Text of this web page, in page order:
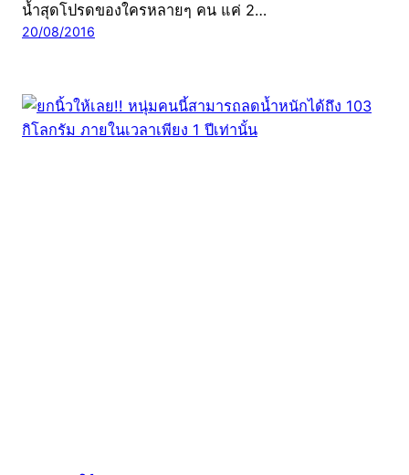
น้ำสุดโปรดของใครหลายๆ คน แค่ 2…
20/08/2016